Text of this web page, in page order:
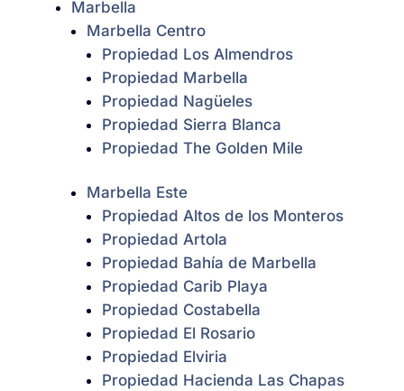
Marbella
Marbella Centro
Propiedad Los Almendros
Propiedad Marbella
Propiedad Nagüeles
Propiedad Sierra Blanca
Propiedad The Golden Mile
Marbella Este
Propiedad Altos de los Monteros
Propiedad Artola
Propiedad Bahía de Marbella
Propiedad Carib Playa
Propiedad Costabella
Propiedad El Rosario
Propiedad Elviria
Propiedad Hacienda Las Chapas